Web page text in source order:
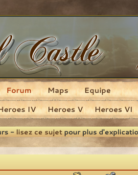
IV Heroes V Heroes VI
Forum Maps Equipe
-lisez ce sujetpour plus